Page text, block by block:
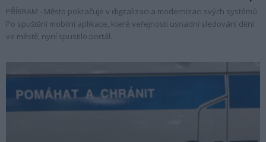
PŘÍBRAM - Město pokračuje v digitalizaci a modernizaci svých systémů.
Po spuštění mobilní aplikace, které veřejnosti usnadní sledování dění
ve městě, nyní spustilo portál...